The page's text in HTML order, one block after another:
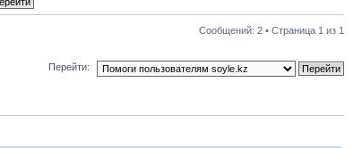
Сообщений: 2 • Страница 1 из 1
Перейти: